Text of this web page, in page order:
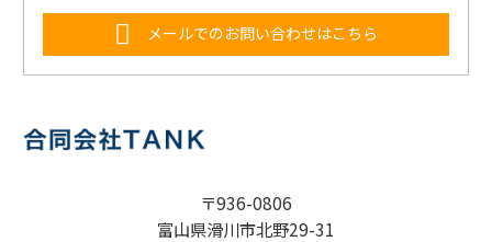
メールでのお問い合わせはこちら
〒936-0806
富山県滑川市北野29-31